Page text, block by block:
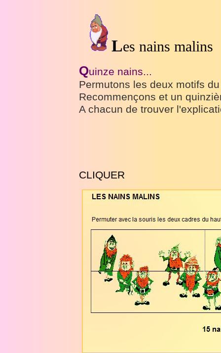
Les nains malins
Quinze nains...
Permutons les deux motifs
Recommençons et un
A chacun de trouver
CLIQUER